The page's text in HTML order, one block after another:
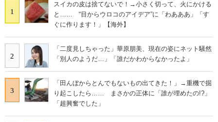
1
スイカの皮は捨てないで！→小さく切って、火にかける
と…… “目からウロコのアイデア”に「わあああ」「す
ぐに作ります！」【海外】
2
「二度見しちゃった」華原朋美、現在の姿にネット騒然
「別人のようだ…」「誰だかわからなかったよ」
3
「田んぼからとんでもないもの出てきた！」→重機で掘
り起こしたら…… まさかの正体に「誰が埋めたの!?」
「超興奮でした」